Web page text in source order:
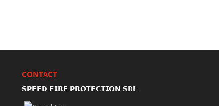
CONTACT
𝗦𝗣𝗘𝗘𝗗 𝗙𝗜𝗥𝗘 𝗣𝗥𝗢𝗧𝗘𝗖𝗧𝗜𝗢𝗡 𝗦𝗥𝗟